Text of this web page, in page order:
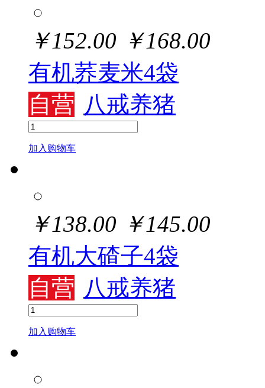
￥152.00 ￥168.00
有机荞麦米4袋
自营 八戒养猪
加入购物车
￥138.00 ￥145.00
有机大碴子4袋
自营 八戒养猪
加入购物车